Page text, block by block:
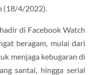
(18/4/2022).
di Facebook Watch
beragam, mulai dari
menjaga kebugaran di
santai, hingga serial